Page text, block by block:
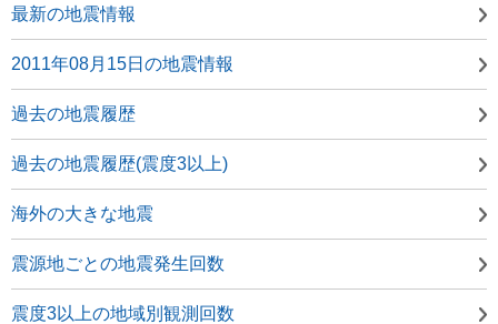
最新の地震情報
2011年08月15日の地震情報
過去の地震履歴
過去の地震履歴(震度3以上)
海外の大きな地震
震源地ごとの地震発生回数
震度3以上の地域別観測回数